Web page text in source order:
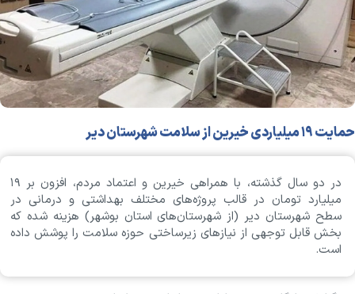
حمایت ۱۹ میلیاردی خیرین از سلامت شهرستان دیر
در دو سال گذشته، با همراهی خیرین و اعتماد مردم، افزون بر ۱۹
میلیارد تومان در قالب پروژه‌های مختلف بهداشتی و درمانی در
سطح شهرستان دیر (از شهرستان‌های استان بوشهر) هزینه شده که
بخش قابل توجهی از نیاز‌های زیرساختی حوزه سلامت را پوشش داده
است.